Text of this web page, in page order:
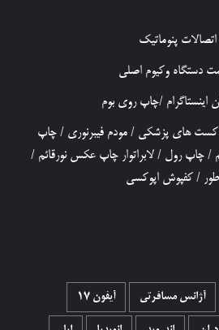
اتصالات پنوماتیک
دستگاه وکیوم اصلی
اینستاگرام /چاپ روی بوم
های پزشکی / مودم فیبرنوری / چاپ
/ چاپ رول / لابراتوار چاپ عکس نورقائم /
/ کفپوش اپوکسی
آژانس مسافرتی آیفون 17